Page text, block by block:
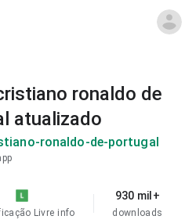
ronaldo de
atualizado
ronaldo-de-portugal
Livre info
930 mil+
downloads